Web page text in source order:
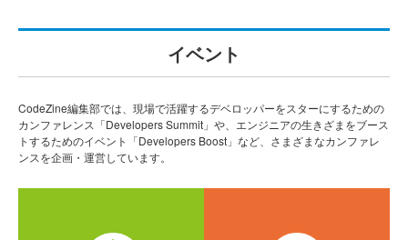
イベント
CodeZine編集部では、現場で活躍するデベロッパーをスターにするための
カンファレンス「Developers Summit」や、エンジニアの生きざまをブース
トするためのイベント「Developers Boost」など、さまざまなカンファレ
ンスを企画・運営しています。